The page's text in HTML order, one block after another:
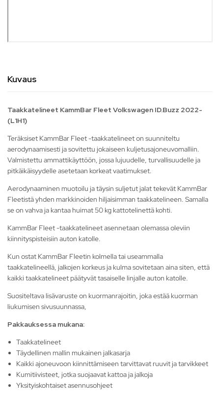
Kuvaus
Taakkatelineet KammBar Fleet Volkswagen ID.Buzz 2022-
(L1H1)
Teräksiset KammBar Fleet -taakkatelineet on suunniteltu
aerodynaamisesti ja sovitettu jokaiseen kuljetusajoneuvomalliin.
Valmistettu ammattikäyttöön, jossa lujuudelle, turvallisuudelle ja
pitkäikäisyydelle asetetaan korkeat vaatimukset.
Aerodynaaminen muotoilu ja täysin suljetut jalat tekevät KammBar
Fleetistä yhden markkinoiden hiljaisimman taakkatelineen. Samalla
se on vahva ja kantaa huimat 50 kg kattotelinettä kohti.
KammBar Fleet -taakkatelineet asennetaan olemassa oleviin
kiinnityspisteisiin auton katolle.
Kun ostat KammBar Fleetin kolmella tai useammalla
taakkatelineellä, jalkojen korkeus ja kulma sovitetaan aina siten, että
kaikki taakkatelineet päätyvät tasaiselle linjalle auton katolle.
Suositeltava lisävaruste on kuormanrajoitin, joka estää kuorman
liukumisen sivusuunnassa,
Pakkauksessa mukana:
Taakkatelineet
Täydellinen mallin mukainen jalkasarja
Kaikki ajoneuvoon kiinnittämiseen tarvittavat ruuvit ja tarvikkeet
Kumitiivisteet, jotka suojaavat kattoa ja jalkoja
Yksityiskohtaiset asennusohjeet